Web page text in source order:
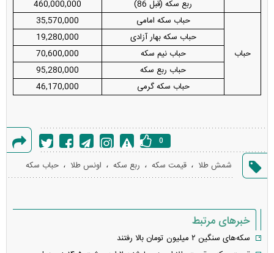
ربع سکه (قبل 86)
460,000,000
حباب
حباب سکه امامی
35,570,000
حباب سکه بهار آزادی
19,280,000
حباب نیم سکه
70,600,000
حباب ربع سکه
95,280,000
حباب سکه گرمی
46,170,000
گزارش
خطا
0
شمش طلا ، قیمت سکه ، ربع سکه ، اونس طلا ، حباب سکه
خبرهای مرتبط
سکه‌های سنگین ۲ میلیون تومان بالا رفتند